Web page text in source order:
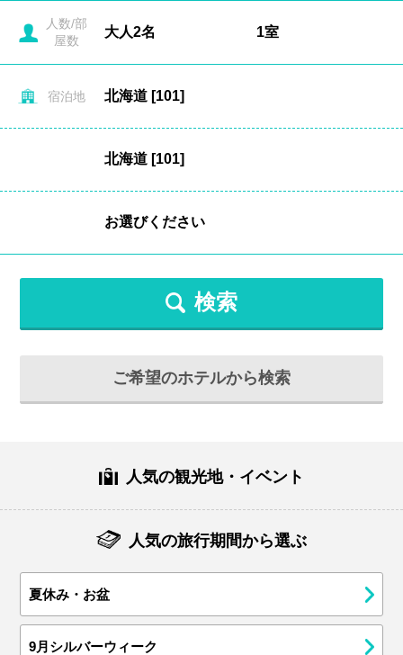
人数/部
屋数
宿泊地
検索
ご希望のホテルから検索
人気の観光地・イベント
人気の旅行期間から選ぶ
夏休み・お盆
9月シルバーウィーク